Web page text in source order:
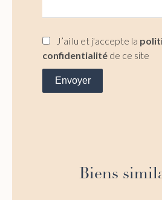
J’ai lu et j'accepte la
confidentialité de ce site
Envoyer
Biens